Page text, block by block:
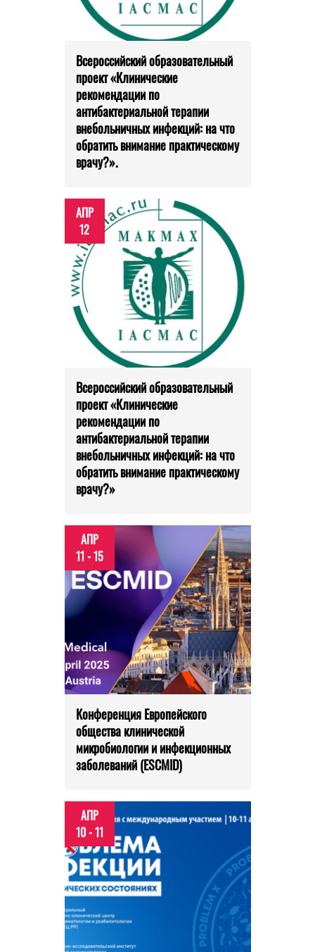
Всероссийский образовательный
проект «Клинические
рекомендации по
антибактериальной терапии
внебольничных инфекций: на что
обратить внимание практическому
врачу?».
АПР
12
Всероссийский образовательный
проект «Клинические
рекомендации по
антибактериальной терапии
внебольничных инфекций: на что
обратить внимание практическому
врачу?»
АПР
11 - 15
Конференция Европейского
общества клинической
микробиологии и инфекционных
заболеваний (ESCMID)
АПР
10 - 11